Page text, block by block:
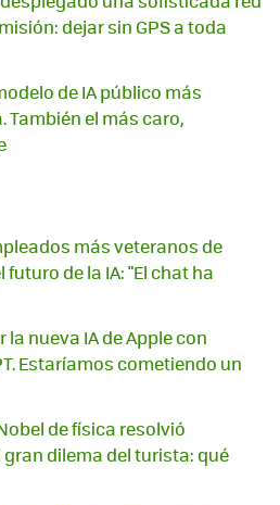
dejar sin GPS a toda
de IA público más
También el más caro,
más veteranos de
futuro de la IA: "El chat ha
nueva IA de Apple con
Estaríamos cometiendo un
de física resolvió
dilema del turista: qué